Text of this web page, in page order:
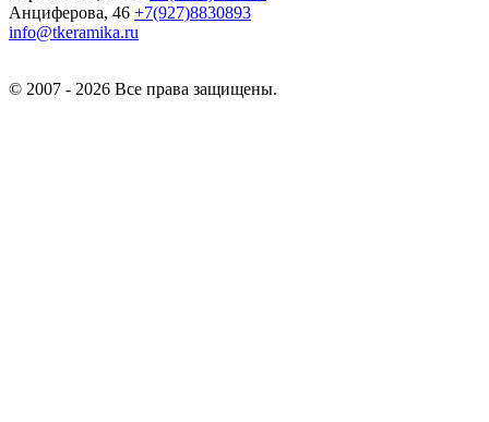
Анциферова, 46 +7(927)8830893
info@tkeramika.ru
© 2007 - 2026 Все права защищены.